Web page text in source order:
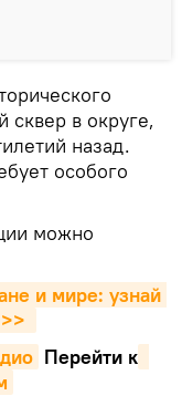
в округе,
назад.
особого
можно
и мире: узнай
Перейти к